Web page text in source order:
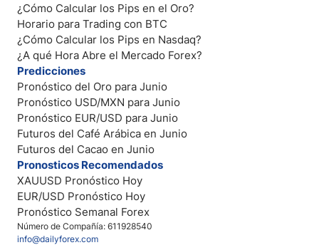
Número de Compañía: 611928540
info@dailyforex.com
¿Cómo Calcular los Pips en el Oro?
Horario para Trading con BTC
¿Cómo Calcular los Pips en Nasdaq?
¿A qué Hora Abre el Mercado Forex?
Predicciones
Pronóstico del Oro para Junio
Pronóstico USD/MXN para Junio
Pronóstico EUR/USD para Junio
Futuros del Café Arábica en Junio
Futuros del Cacao en Junio
Pronosticos Recomendados
XAUUSD Pronóstico Hoy
EUR/USD Pronóstico Hoy
Pronóstico Semanal Forex